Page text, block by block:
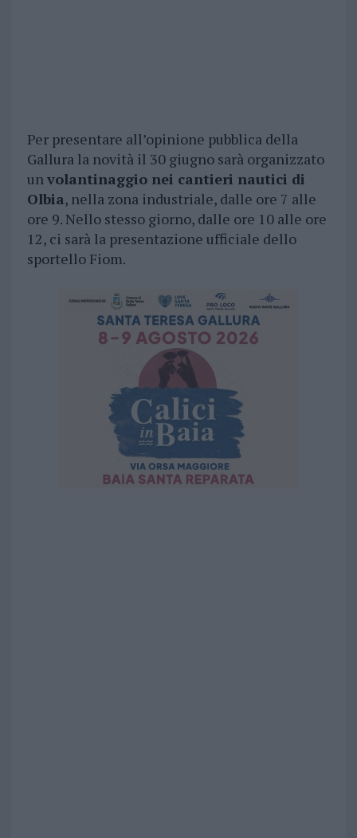
Per presentare all’opinione pubblica della
Gallura la novità il 30 giugno sarà organizzato
unvolantinaggio nei cantieri nautici di
Olbia, nella zona industriale, dalle ore 7 alle
ore 9. Nello stesso giorno, dalle ore 10 alle ore
12, ci sarà la presentazione ufficiale dello
sportello Fiom.